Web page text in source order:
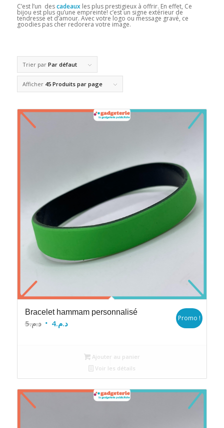
C’est l’un descadeauxles plus prestigieux à offrir. En effet, Ce
bijou est plus qu’une empreinte! c’est un signe extérieur de
tendresse et d’amour. Avec votre logo ou message gravé, ce
goodies pas cher redorera votre image.
Trier par Par défaut
Afficher 45 Produits par page
Bracelet hammam personnalisé
د.م.5
Le
د.م.4
Le
Promo !
Ajouter au panier
Voir les détails